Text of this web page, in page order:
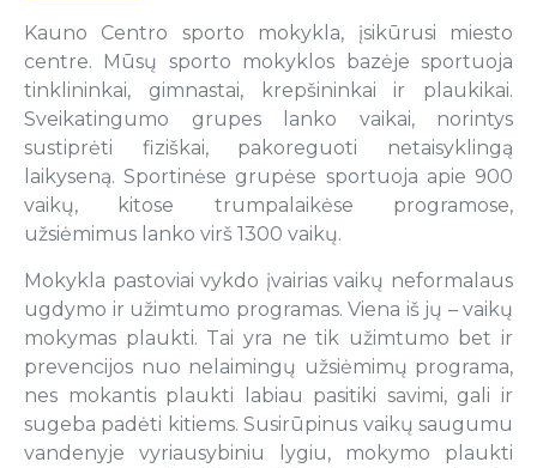
Kauno Centro sporto mokykla, įsikūrusi miesto
centre. Mūsų sporto mokyklos bazėje sportuoja
tinklininkai, gimnastai, krepšininkai ir plaukikai.
Sveikatingumo grupes lanko vaikai, norintys
sustiprėti fiziškai, pakoreguoti netaisyklingą
laikyseną. Sportinėse grupėse sportuoja apie 900
vaikų, kitose trumpalaikėse programose,
užsiėmimus lanko virš 1300 vaikų.
Mokykla pastoviai vykdo įvairias vaikų neformalaus
ugdymo ir užimtumo programas. Viena iš jų – vaikų
mokymas plaukti. Tai yra ne tik užimtumo bet ir
prevencijos nuo nelaimingų užsiėmimų programa,
nes mokantis plaukti labiau pasitiki savimi, gali ir
sugeba padėti kitiems. Susirūpinus vaikų saugumu
vandenyje vyriausybiniu lygiu, mokymo plaukti